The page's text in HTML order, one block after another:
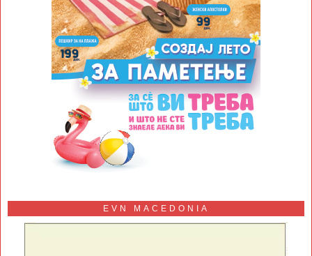
EVN MACEDONIA